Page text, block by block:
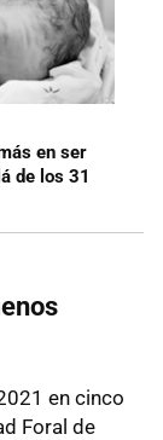
en ser
de los 31
en cinco
Foral de